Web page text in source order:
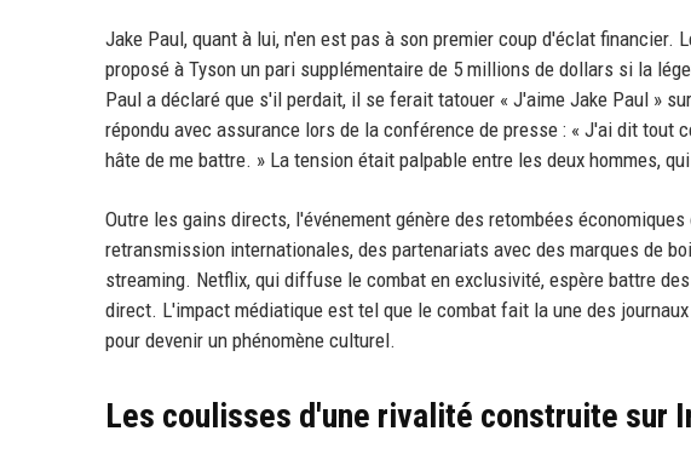
Jake Paul, quant à lui, n'en est pas à son premier coup d'éclat
proposé à Tyson un pari supplémentaire de 5 millions de dollars si la
Paul a déclaré que s'il perdait, il se ferait tatouer « J'aime Jake Paul »
répondu avec assurance lors de la conférence de presse : « J'ai dit tout
hâte de me battre. » La tension était palpable entre les deux hommes,
Outre les gains directs, l'événement génère des retombées
retransmission internationales, des partenariats avec des marques de
streaming. Netflix, qui diffuse le combat en exclusivité, espère battre
direct. L'impact médiatique est tel que le combat fait la une des
pour devenir un phénomène culturel.
Les coulisses d'une rivalité construite sur